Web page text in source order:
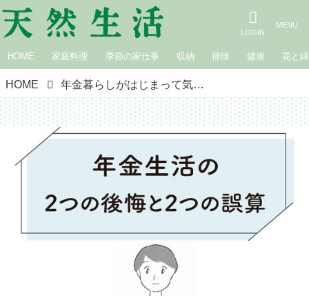
HOME 家庭料理 季節の家仕事 収納 掃除 健康 花と緑
HOME 年金暮らしがはじまって気づく「後悔」と「誤算」。リタイア後のお金の不安をなくすために、いまできること／ファイナンシャルプランナー・塚越菜々子さん